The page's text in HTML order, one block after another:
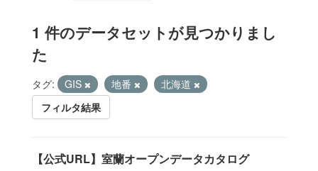
1 件のデータセットが見つかりまし
た
タグ: GIS 地番
北海道
フィルタ結果
【公式URL】室蘭オープンデータカタログ